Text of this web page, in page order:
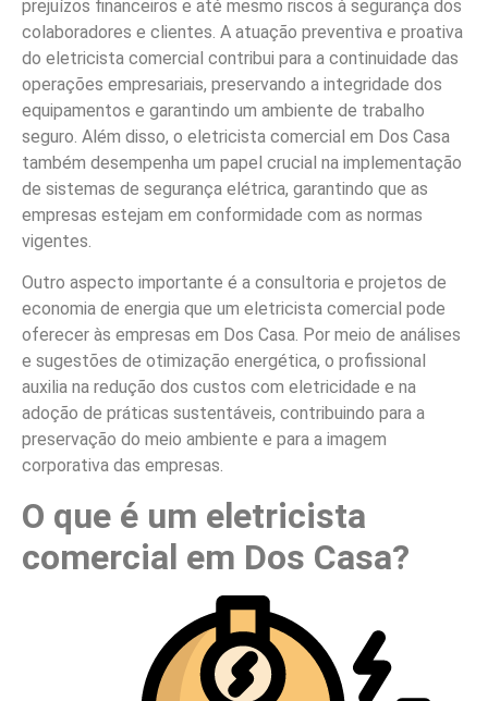
prejuízos financeiros e até mesmo riscos à segurança dos
colaboradores e clientes. A atuação preventiva e proativa
do eletricista comercial contribui para a continuidade das
operações empresariais, preservando a integridade dos
equipamentos e garantindo um ambiente de trabalho
seguro. Além disso, o eletricista comercial em Dos Casa
também desempenha um papel crucial na implementação
de sistemas de segurança elétrica, garantindo que as
empresas estejam em conformidade com as normas
vigentes.
Outro aspecto importante é a consultoria e projetos de
economia de energia que um eletricista comercial pode
oferecer às empresas em Dos Casa. Por meio de análises
e sugestões de otimização energética, o profissional
auxilia na redução dos custos com eletricidade e na
adoção de práticas sustentáveis, contribuindo para a
preservação do meio ambiente e para a imagem
corporativa das empresas.
O que é um eletricista
comercial em Dos Casa?